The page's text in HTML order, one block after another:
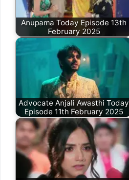
Anupama Today Episode 13th
February 2025
Advocate Anjali Awasthi Today
Episode 11th February 2025